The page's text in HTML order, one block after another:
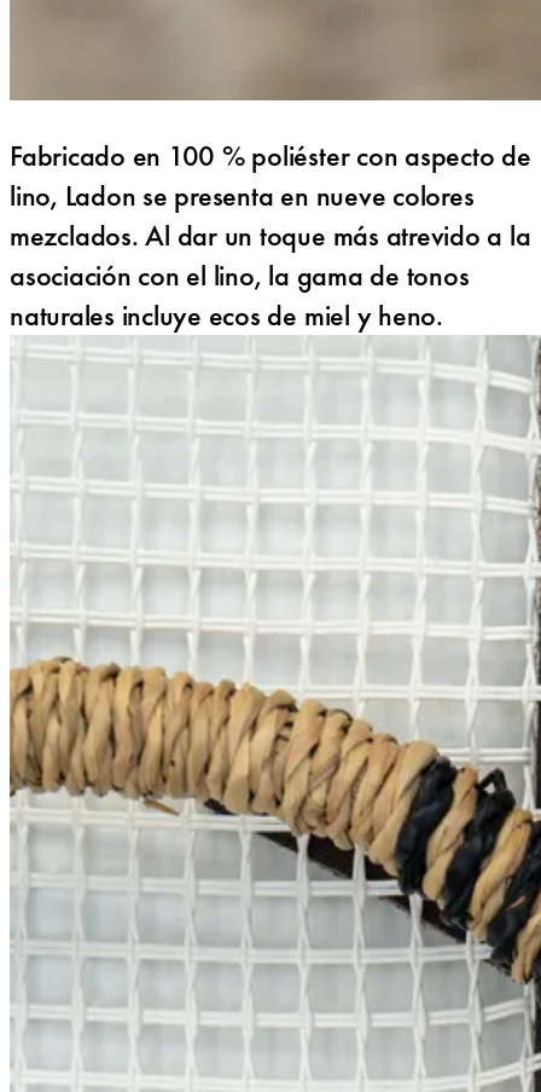
Fabricado en 100 % poliéster con aspecto de
lino, Ladon se presenta en nueve colores
mezclados. Al dar un toque más atrevido a la
asociación con el lino, la gama de tonos
naturales incluye ecos de miel y heno.